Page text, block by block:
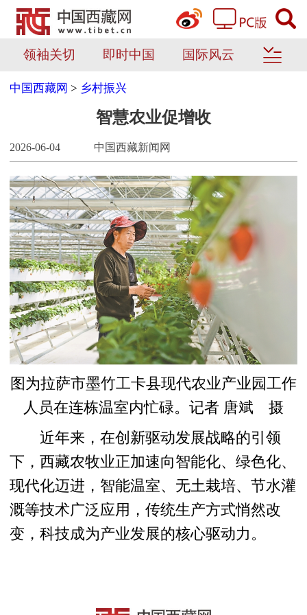
领袖关切 即时中国 国际风云
中国西藏网 > 乡村振兴
智慧农业促增收
2026-06-04 中国西藏新闻网
图为拉萨市墨竹工卡县现代农业产业园工作
人员在连栋温室内忙碌。记者 唐斌 摄
近年来，在创新驱动发展战略的引领
下，西藏农牧业正加速向智能化、绿色化、
现代化迈进，智能温室、无土栽培、节水灌
溉等技术广泛应用，传统生产方式悄然改
变，科技成为产业发展的核心驱动力。